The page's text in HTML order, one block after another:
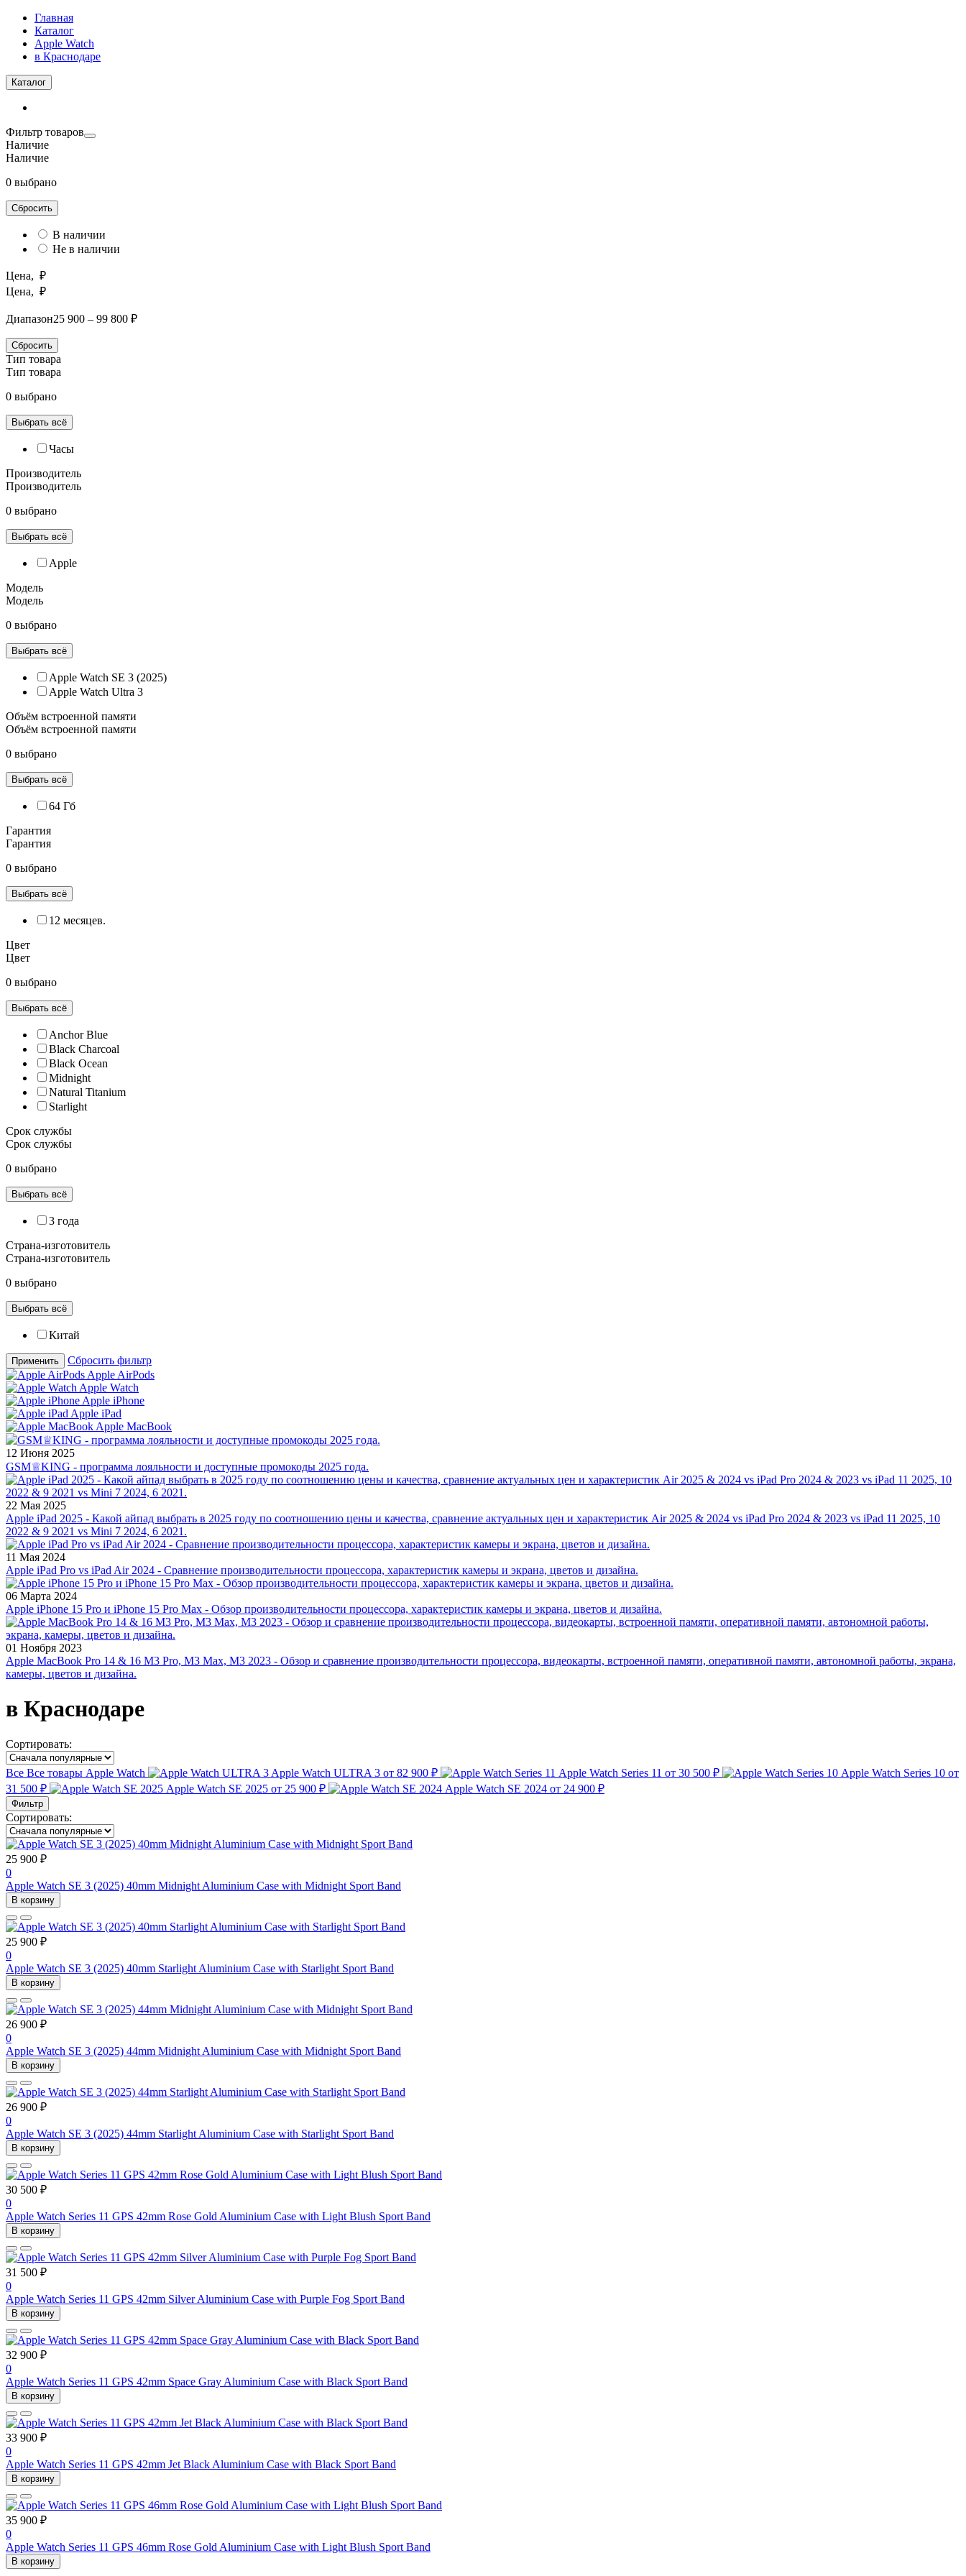
Главная
Каталог
Apple Watch
в Краснодаре
Каталог
Фильтр товаров
Наличие
Наличие
0 выбрано
Сбросить
В наличии
Не в наличии
Цена, ₽
Цена, ₽
Диапазон25 900 – 99 800 ₽
Сбросить
Тип товара
Тип товара
0 выбрано
Выбрать всё
Часы
Производитель
Производитель
0 выбрано
Выбрать всё
Apple
Модель
Модель
0 выбрано
Выбрать всё
Apple Watch SE 3 (2025)
Apple Watch Ultra 3
Объём встроенной памяти
Объём встроенной памяти
0 выбрано
Выбрать всё
64 Гб
Гарантия
Гарантия
0 выбрано
Выбрать всё
12 месяцев.
Цвет
Цвет
0 выбрано
Выбрать всё
Anchor Blue
Black Charcoal
Black Ocean
Midnight
Natural Titanium
Starlight
Срок службы
Срок службы
0 выбрано
Выбрать всё
3 года
Страна-изготовитель
Страна-изготовитель
0 выбрано
Выбрать всё
Китай
Применить
Сбросить фильтр
Apple AirPods
Apple Watch
Apple iPhone
Apple iPad
Apple MacBook
12 Июня 2025
GSM♕KING - программа лояльности и доступные промокоды 2025 года.
22 Мая 2025
Apple iPad 2025 - Какой айпад выбрать в 2025 году по соотношению цены и качества, сравнение актуальных цен и характеристик Air 2025 & 2024 vs iPad Pro 2024 & 2023 vs iPad 11 2025, 10
2022 & 9 2021 vs Mini 7 2024, 6 2021.
11 Мая 2024
Apple iPad Pro vs iPad Air 2024 - Сравнение производительности процессора, характеристик камеры и экрана, цветов и дизайна.
06 Марта 2024
Apple iPhone 15 Pro и iPhone 15 Pro Max - Обзор производительности процессора, характеристик камеры и экрана, цветов и дизайна.
01 Ноября 2023
Apple MacBook Pro 14 & 16 M3 Pro, M3 Max, M3 2023 - Обзор и сравнение производительности процессора, видеокарты, встроенной памяти, оперативной памяти, автономной работы, экрана,
камеры, цветов и дизайна.
в Краснодаре
Сортировать:
Все Все товары Apple Watch Apple Watch ULTRA 3 от 82 900 ₽ Apple Watch Series 11 от 30 500 ₽ Apple Watch Series 10 от
31 500 ₽
Apple Watch SE 2025 от 25 900 ₽ Apple Watch SE 2024 от 24 900 ₽
Фильтр
Сортировать:
25 900 ₽
0
Apple Watch SE 3 (2025) 40mm Midnight Aluminium Case with Midnight Sport Band
В корзину
25 900 ₽
0
Apple Watch SE 3 (2025) 40mm Starlight Aluminium Case with Starlight Sport Band
В корзину
26 900 ₽
0
Apple Watch SE 3 (2025) 44mm Midnight Aluminium Case with Midnight Sport Band
В корзину
26 900 ₽
0
Apple Watch SE 3 (2025) 44mm Starlight Aluminium Case with Starlight Sport Band
В корзину
30 500 ₽
0
Apple Watch Series 11 GPS 42mm Rose Gold Aluminium Case with Light Blush Sport Band
В корзину
31 500 ₽
0
Apple Watch Series 11 GPS 42mm Silver Aluminium Case with Purple Fog Sport Band
В корзину
32 900 ₽
0
Apple Watch Series 11 GPS 42mm Space Gray Aluminium Case with Black Sport Band
В корзину
33 900 ₽
0
Apple Watch Series 11 GPS 42mm Jet Black Aluminium Case with Black Sport Band
В корзину
35 900 ₽
0
Apple Watch Series 11 GPS 46mm Rose Gold Aluminium Case with Light Blush Sport Band
В корзину